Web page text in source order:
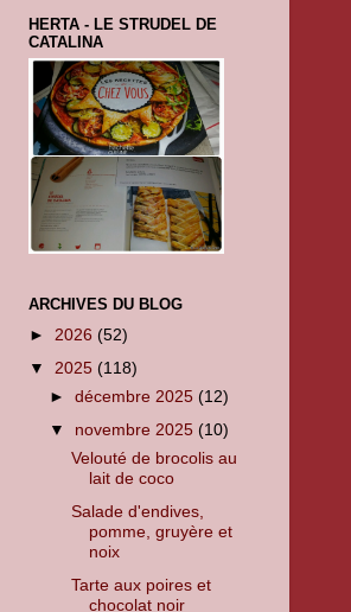
HERTA - LE STRUDEL DE
CATALINA
ARCHIVES DU BLOG
► 2026 (52)
▼ 2025 (118)
►décembre 2025(12)
▼ novembre 2025(10)
Velouté de brocolis au
lait de coco
Salade d'endives,
pomme, gruyère et
noix
Tarte aux poires et
chocolat noir